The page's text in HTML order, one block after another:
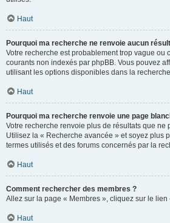
Haut
Pourquoi ma recherche ne renvoie aucun
Votre recherche est probablement trop vague ou
courants non indexés par phpBB. Vous pouvez
utilisant les options disponibles dans la
Haut
Pourquoi ma recherche renvoie une page
Votre recherche renvoie plus de résultats que ne
Utilisez la « Recherche avancée » et soyez plus
termes utilisés et des forums concernés par la
Haut
Comment rechercher des membres ?
Allez sur la page « Membres », cliquez sur le lien
Haut